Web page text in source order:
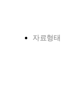
자료형태